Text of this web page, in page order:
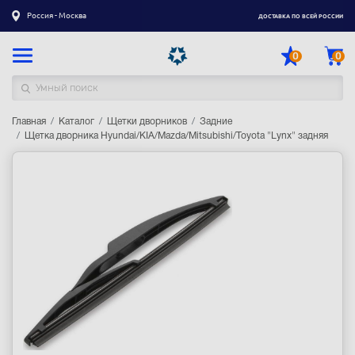
Россия - Москва ДОСТАВКА ПО ВСЕЙ РОССИИ
0 0
Каталог товаров
Оптовым и корпоративным клиентам
Главная Каталог Щетки дворников
Задние
Щетка дворника Hyundai/KIA/Mazda/Mitsubishi/Toyota "Lynx" задняя